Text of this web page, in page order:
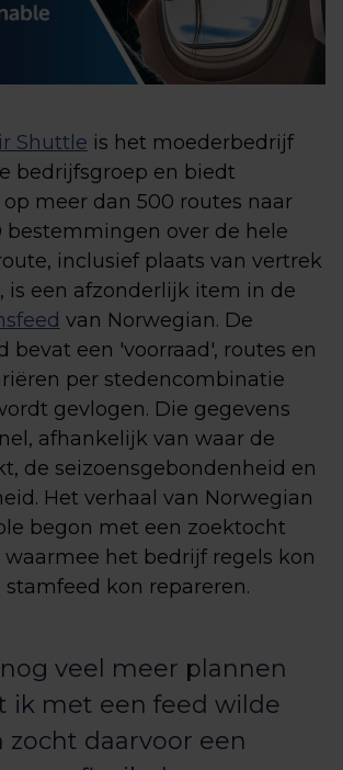
Shuttle is het moederbedrijf
bedrijfsgroep en biedt
meer dan 500 routes naar
bestemmingen over de hele
inclusief plaats van vertrek
is een afzonderlijk item in de
van Norwegian. De
bevat een 'voorraad', routes en
per stedencombinatie
gevlogen. Die gegevens
afhankelijk van waar de
de seizoensgebondenheid en
Het verhaal van Norwegian
begon met een zoektocht
waarmee het bedrijf regels kon
kon repareren.
veel meer plannen
ik met een feed wilde
zocht daarvoor een